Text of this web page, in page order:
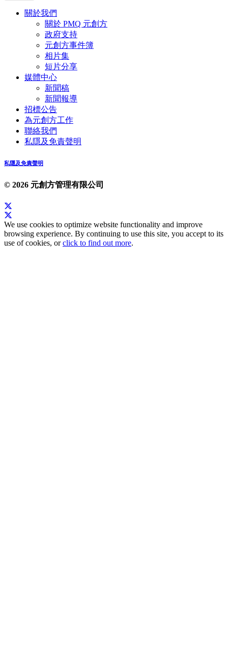
關於我們
關於 PMQ 元創方
政府支持
元創方事件簿
相片集
短片分享
媒體中心
新聞稿
新聞報導
招標公告
為元創方工作
聯絡我們
私隱及免責聲明
私隱及免責聲明
© 2026 元創方管理有限公司
We use cookies to optimize website functionality and improve
browsing experience. By continuing to use this site, you accept to its
use of cookies, orclick to find out more.